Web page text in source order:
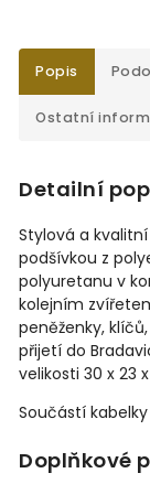
Popis
Ostatní
Detailní
Stylová a
podšívkou z
polyuretanu v
kolejním
peněženky,
přijetí do
velikosti 30 x 23
Součástí
Doplňkové